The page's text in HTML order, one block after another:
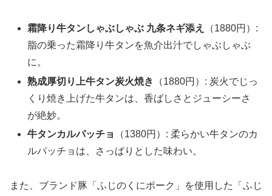
霜降り牛タンしゃぶしゃぶ 九条ネギ添え
（1880円）:
脂の乗った霜降り牛タンを魚介出汁でしゃぶしゃぶ
に。
熟成厚切り上牛タン炭火焼き
（1880円）: 炭火でじっ
くり焼き上げた牛タンは、香ばしさとジューシーさ
が絶妙。
牛タンカルパッチョ
（1380円）: 柔らかい牛タンのカ
ルパッチョは、さっぱりとした味わい。
また、ブランド豚「ふじのくにポーク」を使用した「ふじ